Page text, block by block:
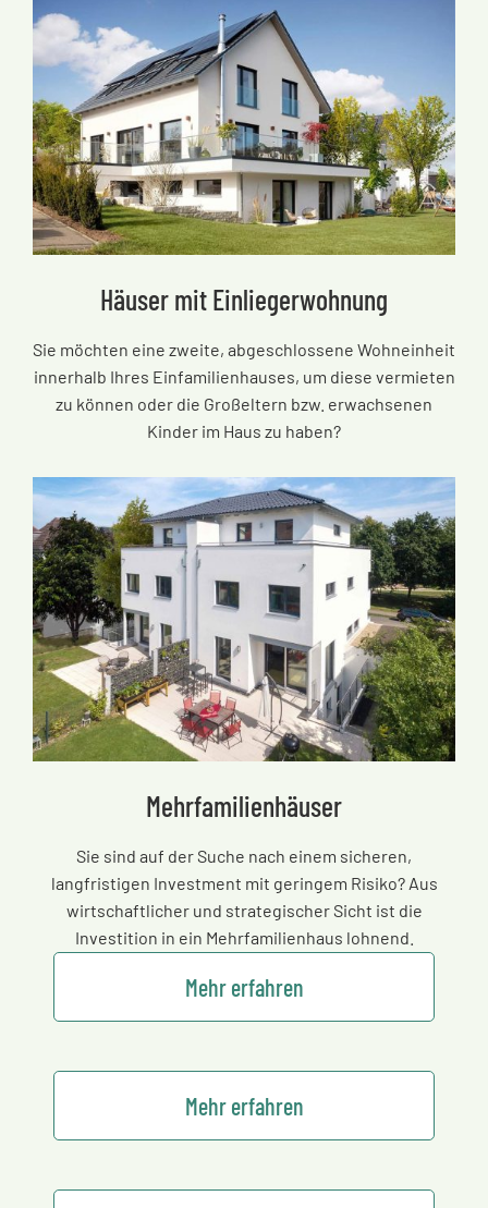
Häuser mit Einliegerwohnung
Sie möchten eine zweite, abgeschlossene Wohneinheit
innerhalb Ihres Einfamilienhauses, um diese vermieten
zu können oder die Großeltern bzw. erwachsenen
Kinder im Haus zu haben?
Mehrfamilienhäuser
Sie sind auf der Suche nach einem sicheren,
langfristigen Investment mit geringem Risiko? Aus
wirtschaftlicher und strategischer Sicht ist die
Investition in ein Mehrfamilienhaus lohnend.
Mehr erfahren
Mehr erfahren